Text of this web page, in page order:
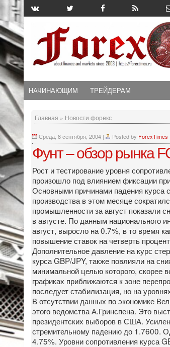
НАЧИНАЮЩИМ ТРЕЙДЕРАМ
Главная » Новости форекс
Среда, 8 сентября, 2004 | Posted by ForexTimes
Фунт – обзор рынка
Рост и тестирование уровня
произошло под влиянием фиксации
Основными причинами падения курса
производства в этом месяце
промышленности за август показали
в августе. По данным национального
август, выросло на 0.7%, в то время
повышение ставок на четверть
Дополнительное давление на курс
курса GBP/JPY, также повлияли на
минимальной целью которого, скорее
графиках приближаются к зоне
последует стабилизация, но на
В отсутствии данных по экономике
этого ведомства А.Гринспена. Это
президентских выборов в США.
стремительному падению до 1.7600.
4.75%. Уровни сопротивления курса